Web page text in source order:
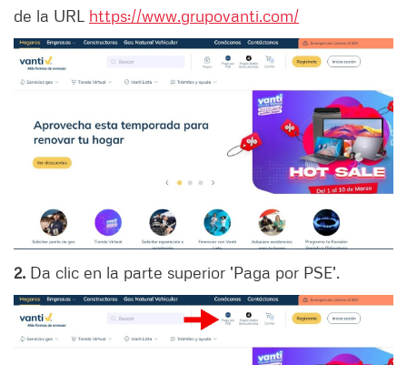
de la URL https://www.grupovanti.com/
2. Da clic en la parte superior 'Paga por PSE'.